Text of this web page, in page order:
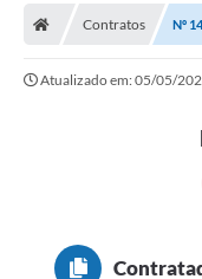
Secretarias
Editais
Carta de Serviços
Contratos Nº
Atualizado em: 05/05/